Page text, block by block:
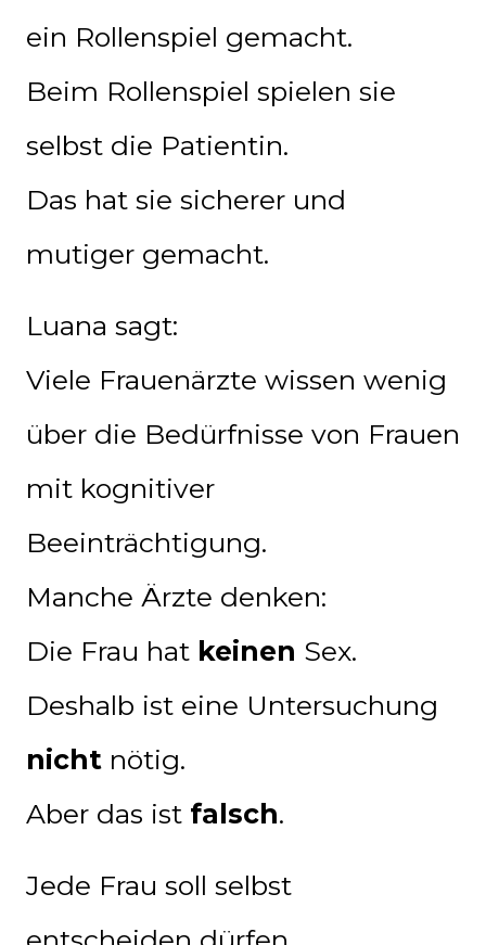
ein Rollenspiel gemacht.
Beim Rollenspiel spielen sie
selbst die Patientin.
Das hat sie sicherer und
mutiger gemacht.
Luana sagt:
Viele Frauenärzte wissen wenig
über die Bedürfnisse von Frauen
mit kognitiver
Beeinträchtigung.
Manche Ärzte denken:
Die Frau hat keinen Sex.
Deshalb ist eine Untersuchung
nicht nötig.
Aber das ist falsch.
Jede Frau soll selbst